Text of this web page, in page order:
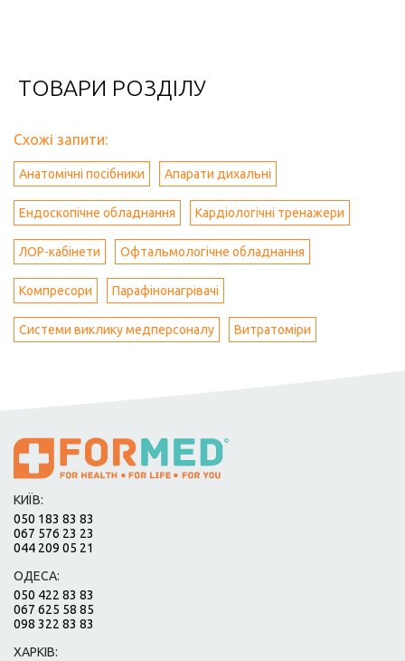
ТОВАРИ РОЗДІЛУ
Схожі запити:
Анатомічні посібники Апарати дихальні
Ендоскопічне обладнання Кардіологічні тренажери
ЛОР-кабінети Офтальмологічне обладнання
Компресори Парафінонагрівачі
Системи виклику медперсоналу Витратоміри
КИЇВ:
050 183 83 83
067 576 23 23
044 209 05 21
ОДЕСА:
050 422 83 83
067 625 58 85
098 322 83 83
ХАРКІВ: